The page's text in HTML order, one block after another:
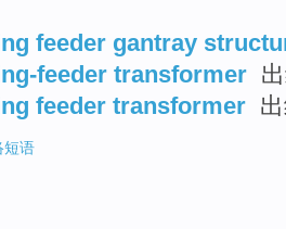
feeder gantray
feeder transformer
feeder transformer
短语